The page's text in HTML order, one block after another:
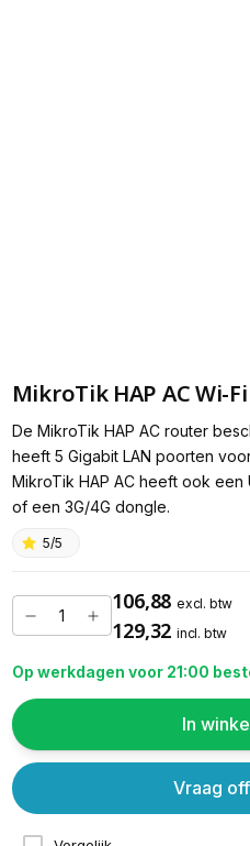
MikroTik HAP AC Wi-
De MikroTik HAP AC router
heeft 5 Gigabit LAN poorten
MikroTik HAP AC heeft ook
of een 3G/4G dongle.
5/5
106,88 excl. btw
129,32 incl. btw
Op werkdagen voor 21:00
In
Vraag